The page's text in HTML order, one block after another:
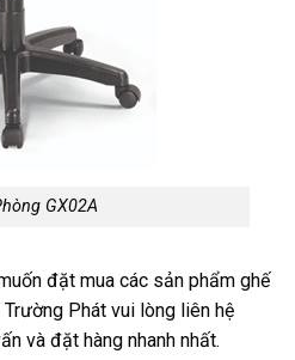
GX02A
đặt mua các sản phẩm ghế
Phát vui lòng liên hệ
và đặt hàng nhanh nhất.